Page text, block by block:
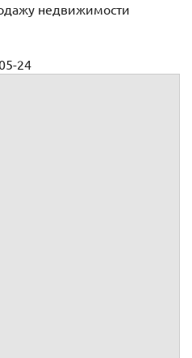
недвижимости
24